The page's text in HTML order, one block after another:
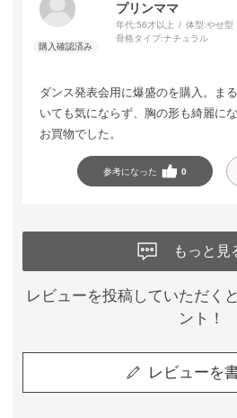
プリンママ
年代:56才以上 体型:やせ型
骨格タイプ:ナチュラル
ダンス発表会用に爆盛のを購入。ま
いても気にならず、胸の形も綺麗に
お買物でした。
参考になった 0
もっと見
レビューを投稿していただく
ント！
レビューを